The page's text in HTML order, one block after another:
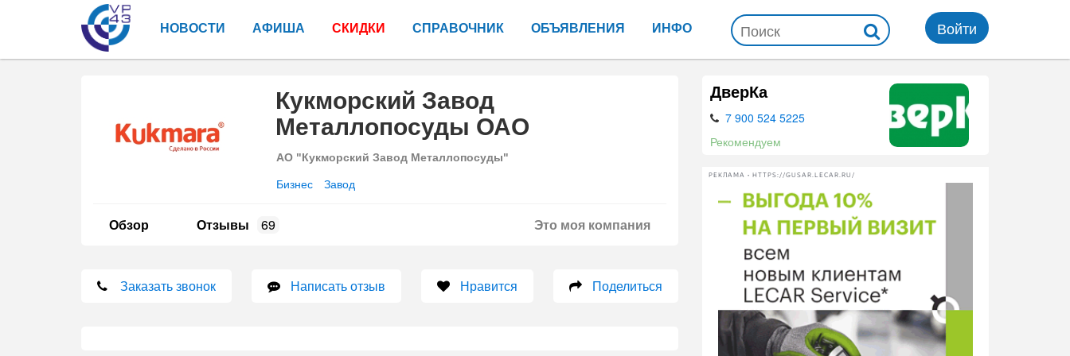
НОВОСТИ АФИША СКИДКИ СПРАВОЧНИК ОБЪЯВЛЕНИЯ ИНФО Войти
Кукморский Завод
Металлопосуды ОАО
АО "Кукморский Завод Металлопосуды"
Бизнес Завод
Это моя компания
Обзор Отзывы 69
Заказать звонок Написать отзыв Нравится Поделиться
ДверКа
7 900 524 5225
Рекомендуем
РЕКЛАМА • HTTPS://GUSAR.LECAR.RU/